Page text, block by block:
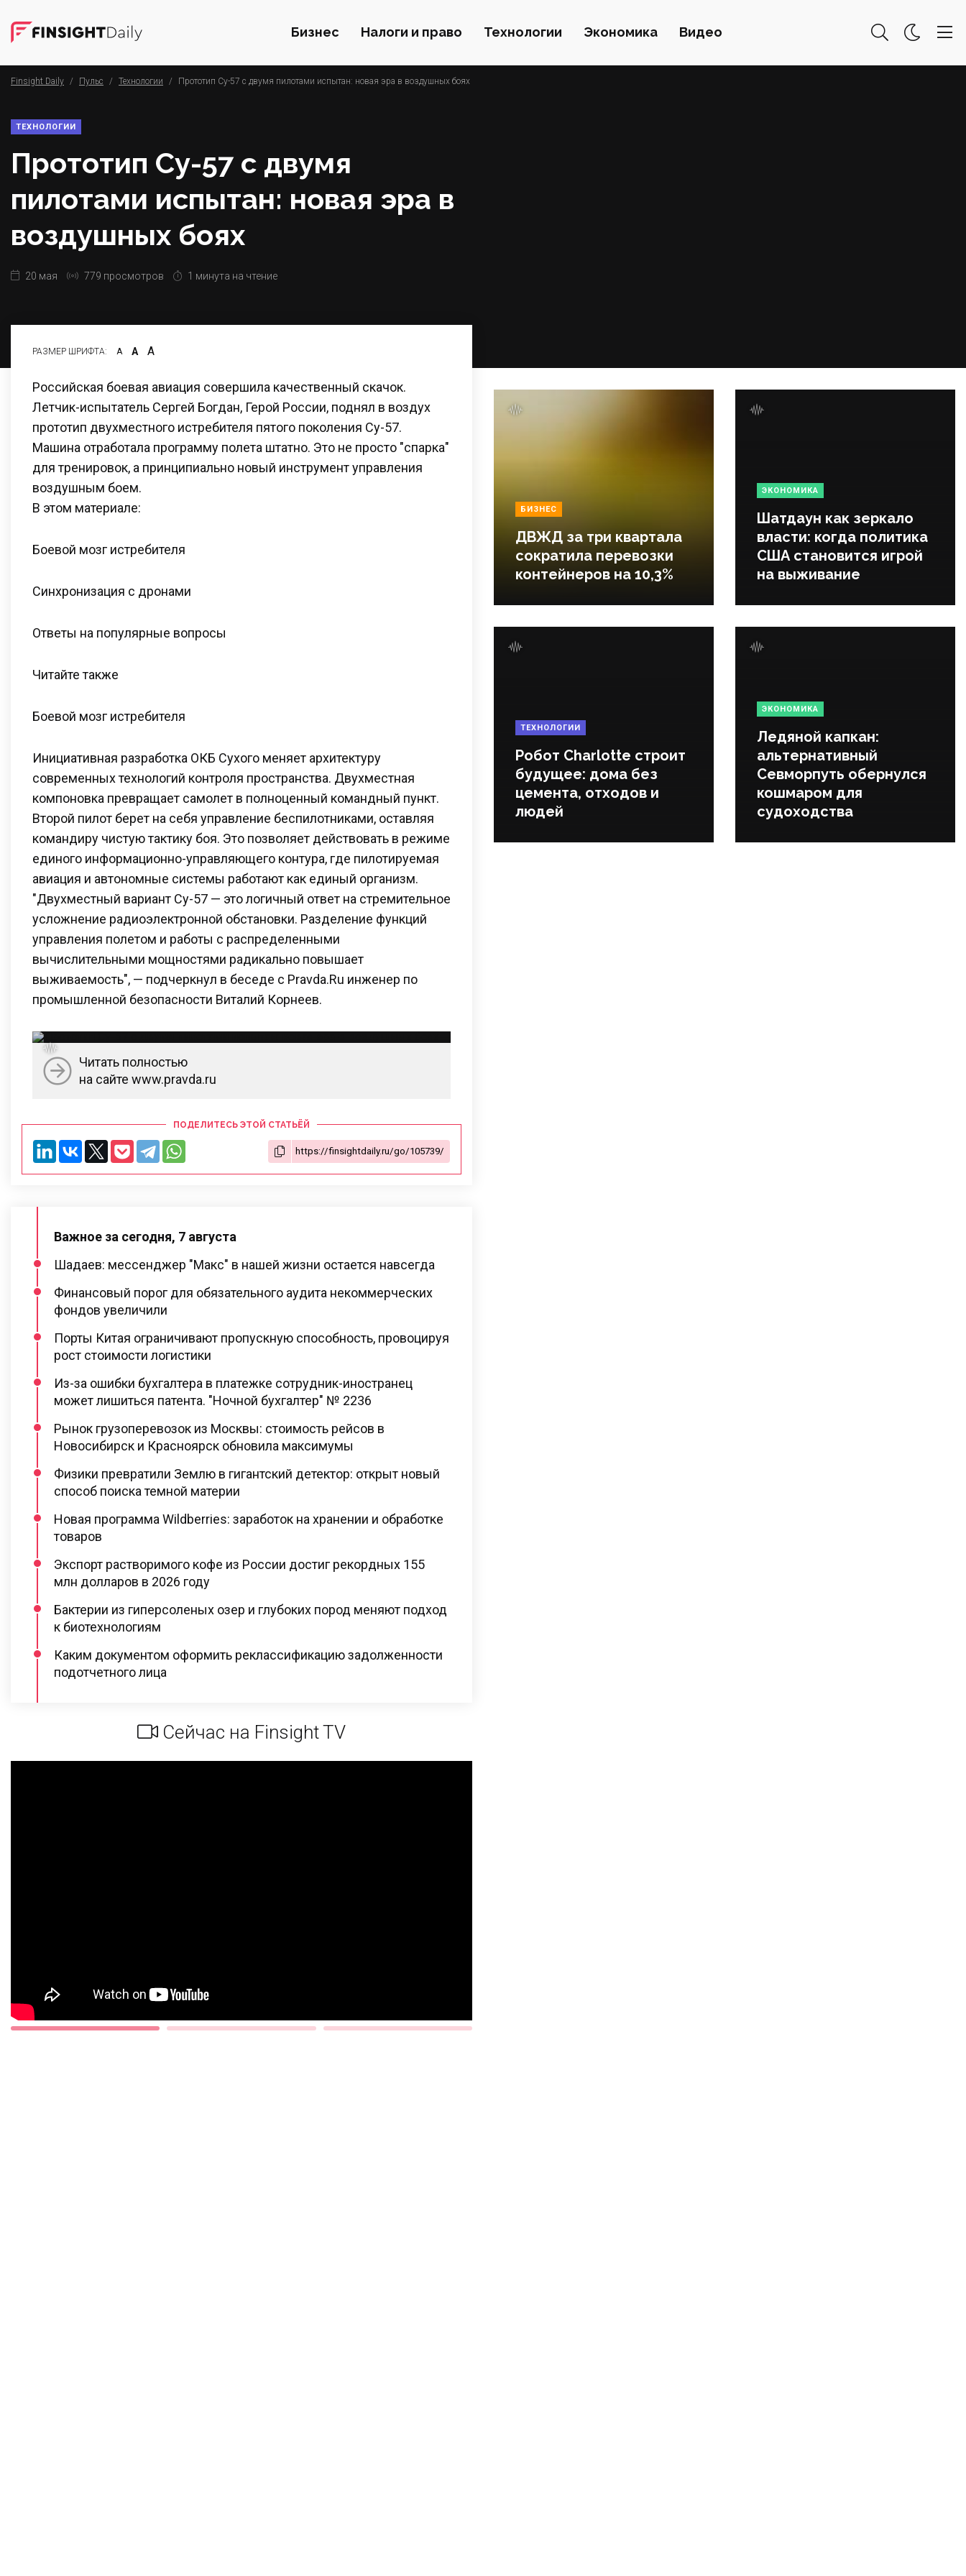
Бизнес Налоги и право Технологии Экономика Видео
Finsight Daily / Пульс / Технологии / Прототип Су-57 с двумя пилотами испытан: новая эра в воздушных боях
ТЕХНОЛОГИИ
Прототип Су-57 с двумя
пилотами испытан: новая эра в
воздушных боях
20 мая 779 просмотров 1 минута на чтение
РАЗМЕР ШРИФТА: А А А
Российская боевая авиация совершила качественный скачок.
Летчик-испытатель Сергей Богдан, Герой России, поднял в воздух
прототип двухместного истребителя пятого поколения Су-57.
Машина отработала программу полета штатно. Это не просто "спарка"
для тренировок, а принципиально новый инструмент управления
воздушным боем.
В этом материале:
Боевой мозг истребителя
Синхронизация с дронами
Ответы на популярные вопросы
Читайте также
Боевой мозг истребителя
Инициативная разработка ОКБ Сухого меняет архитектуру
современных технологий контроля пространства. Двухместная
компоновка превращает самолет в полноценный командный пункт.
Второй пилот берет на себя управление беспилотниками, оставляя
командиру чистую тактику боя. Это позволяет действовать в режиме
единого информационно-управляющего контура, где пилотируемая
авиация и автономные системы работают как единый организм.
"Двухместный вариант Су-57 — это логичный ответ на стремительное
усложнение радиоэлектронной обстановки. Разделение функций
управления полетом и работы с распределенными
вычислительными мощностями радикально повышает
выживаемость", — подчеркнул в беседе с Pravda.Ru инженер по
промышленной безопасности Виталий Корнеев.
Читать полностью
на сайте www.pravda.ru
ПОДЕЛИТЕСЬ ЭТОЙ СТАТЬЁЙ
Важное за сегодня, 7 августа
Шадаев: мессенджер "Макс" в нашей жизни остается навсегда
Финансовый порог для обязательного аудита некоммерческих
фондов увеличили
Порты Китая ограничивают пропускную способность, провоцируя
рост стоимости логистики
Из-за ошибки бухгалтера в платежке сотрудник-иностранец
может лишиться патента. "Ночной бухгалтер" № 2236
Рынок грузоперевозок из Москвы: стоимость рейсов в
Новосибирск и Красноярск обновила максимумы
Физики превратили Землю в гигантский детектор: открыт новый
способ поиска темной материи
Новая программа Wildberries: заработок на хранении и обработке
товаров
Экспорт растворимого кофе из России достиг рекордных 155
млн долларов в 2026 году
Бактерии из гиперсоленых озер и глубоких пород меняют подход
к биотехнологиям
Каким документом оформить реклассификацию задолженности
подотчетного лица
Сейчас на Finsight TV
БИЗНЕС
ДВЖД за три квартала
сократила перевозки
контейнеров на 10,3%
ЭКОНОМИКА
Шатдаун как зеркало
власти: когда политика
США становится игрой
на выживание
ТЕХНОЛОГИИ
Робот Charlotte строит
будущее: дома без
цемента, отходов и
людей
ЭКОНОМИКА
Ледяной капкан:
альтернативный
Севморпуть обернулся
кошмаром для
судоходства